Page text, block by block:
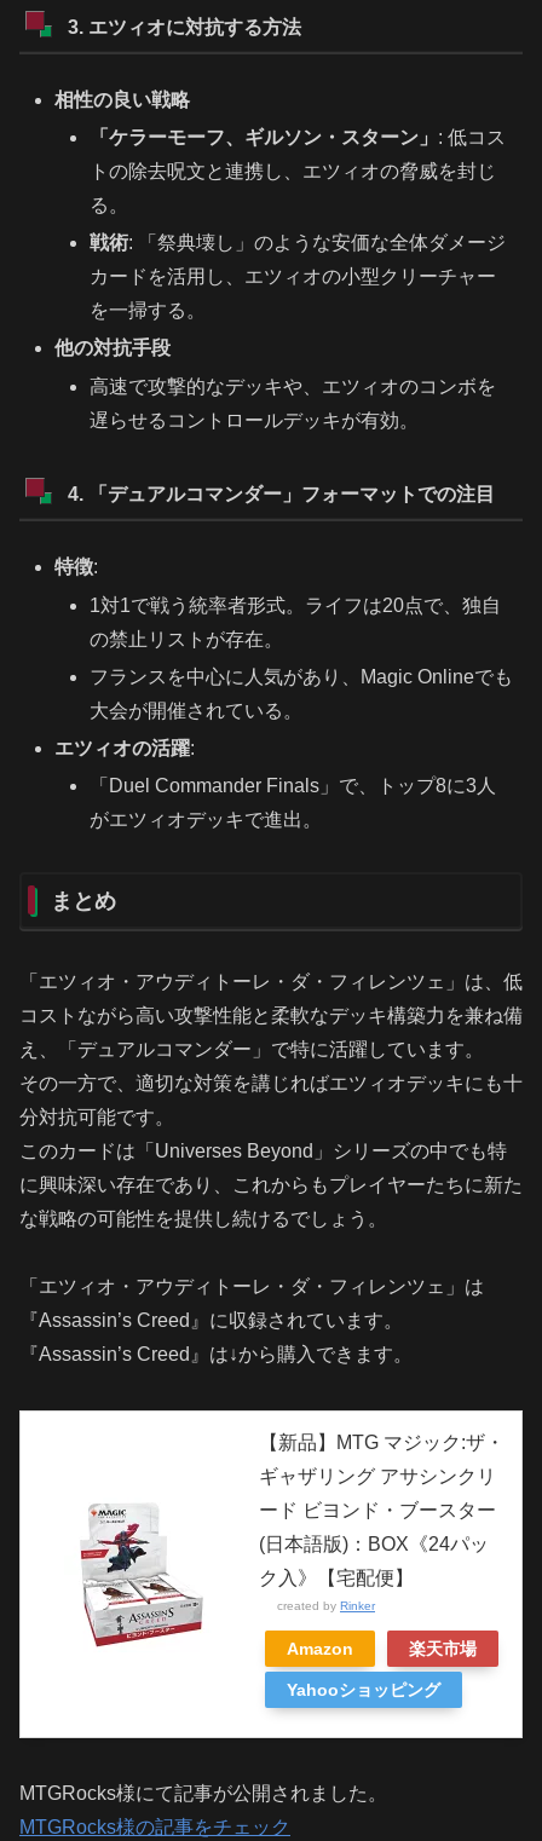
3. エツィオに対抗する方法
相性の良い戦略
「ケラーモーフ、ギルソン・スターン」 : 低コス
トの除去呪文と連携し、エツィオの脅威を封じ
る。
戦術: 「祭典壊し」のような安価な全体ダメージ
カードを活用し、エツィオの小型クリーチャー
を一掃する。
他の対抗手段
高速で攻撃的なデッキや、エツィオのコンボを
遅らせるコントロールデッキが有効。
4. 「デュアルコマンダー」フォーマットでの注目
特徴:
1対1で戦う統率者形式。ライフは20点で、独自
の禁止リストが存在。
フランスを中心に人気があり、Magic Onlineでも
大会が開催されている。
エツィオの活躍:
「Duel Commander Finals」で、トップ8に3人
がエツィオデッキで進出。
まとめ
「エツィオ・アウディトーレ・ダ・フィレンツェ」は、低
コストながら高い攻撃性能と柔軟なデッキ構築力を兼ね備
え、「デュアルコマンダー」で特に活躍しています。
その一方で、適切な対策を講じればエツィオデッキにも十
分対抗可能です。
このカードは「Universes Beyond」シリーズの中でも特
に興味深い存在であり、これからもプレイヤーたちに新た
な戦略の可能性を提供し続けるでしょう。
「エツィオ・アウディトーレ・ダ・フィレンツェ」は
『Assassin’s Creed』に収録されています。
『Assassin’s Creed』は↓から購入できます。
【新品】MTG マジック:ザ・
ギャザリング アサシンクリ
ード ビヨンド・ブースター
(日本語版)：BOX《24パッ
ク入》【宅配便】
created by Rinker
Amazon 楽天市場
Yahooショッピング
MTGRocks様にて記事が公開されました。
MTGRocks様の記事をチェック